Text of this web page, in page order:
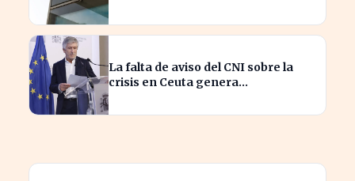
La falta de aviso del CNI sobre la
crisis en Ceuta genera